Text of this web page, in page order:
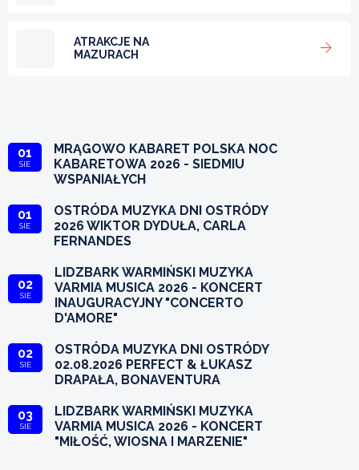
ATRAKCJE NA
MAZURACH
01
SIE
MRĄGOWO KABARET POLSKA NOC
KABARETOWA 2026 - SIEDMIU
WSPANIAŁYCH
01
SIE
OSTRÓDA MUZYKA DNI OSTRÓDY
2026 WIKTOR DYDUŁA, CARLA
FERNANDES
02
SIE
LIDZBARK WARMIŃSKI MUZYKA
VARMIA MUSICA 2026 - KONCERT
INAUGURACYJNY "CONCERTO
D'AMORE"
02
SIE
OSTRÓDA MUZYKA DNI OSTRÓDY
02.08.2026 PERFECT & ŁUKASZ
DRAPAŁA, BONAVENTURA
03
SIE
LIDZBARK WARMIŃSKI MUZYKA
VARMIA MUSICA 2026 - KONCERT
"MIŁOŚĆ, WIOSNA I MARZENIE"